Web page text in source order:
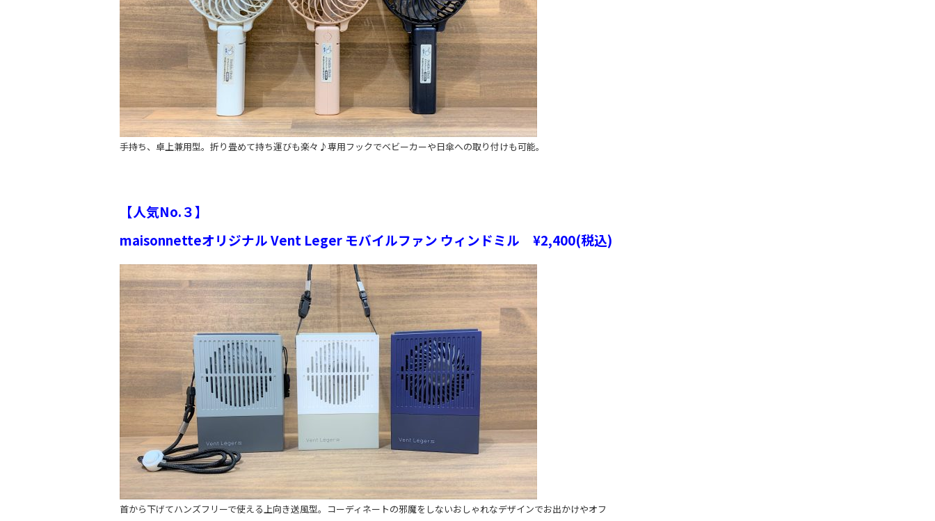
手持ち、卓上兼用型。折り畳めて持ち運びも楽々♪専用フックでベビーカーや日傘への取り付けも可能。
【人気No.３】
maisonnetteオリジナル Vent Leger モバイルファン ウィンドミル ¥2,400(税込)
首から下げてハンズフリーで使える上向き送風型。コーディネートの邪魔をしないおしゃれなデザインでお出かけやオフ